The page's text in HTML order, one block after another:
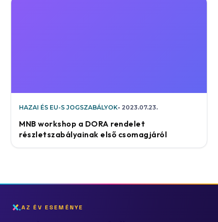
HAZAI ÉS EU-S JOGSZABÁLYOK 2023.07.23.
MNB workshop a DORA rendelet
részletszabályainak első csomagjáról
AZ ÉV ESEMÉNYE